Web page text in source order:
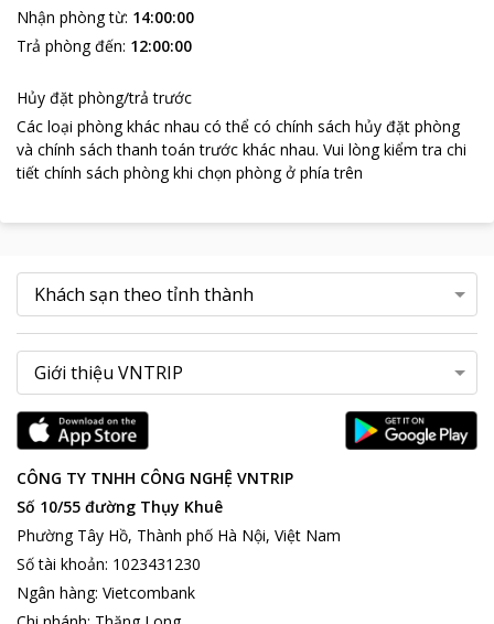
Nhận phòng từ: 14:00:00
Trả phòng đến: 12:00:00
Hủy đặt phòng/trả trước
Các loại phòng khác nhau có thể có chính sách hủy đặt phòng
và chính sách thanh toán trước khác nhau. Vui lòng kiểm tra chi
tiết chính sách phòng khi chọn phòng ở phía trên
CÔNG TY TNHH CÔNG NGHỆ VNTRIP
Số 10/55 đường Thụy Khuê
Phường Tây Hồ, Thành phố Hà Nội, Việt Nam
Số tài khoản: 1023431230
Ngân hàng: Vietcombank